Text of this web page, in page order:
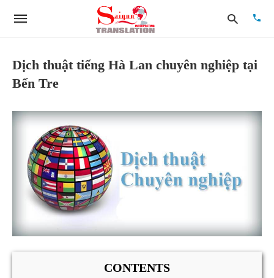
Dịch thuật tiếng Hà Lan chuyên nghiệp tại
Bến Tre
CONTENTS